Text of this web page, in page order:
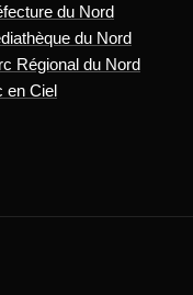
du Nord
du Nord
Régional du Nord
en Ciel